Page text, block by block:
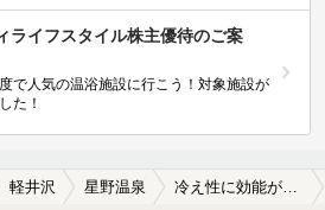
ライフスタイル株主優待のご案
で人気の温浴施設に行こう！対象施設が
た！
軽井沢 星野温泉 冷え性に効能がある星野温泉の温泉、日帰り温泉、スーパー銭湯おすすめ